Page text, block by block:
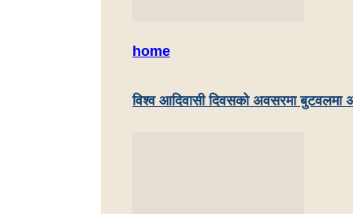
home
विश्व आदिवासी दिवसको अवसरमा बुटवलमा